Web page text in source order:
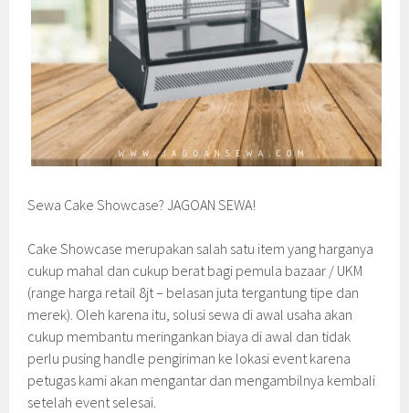
Sewa Cake Showcase? JAGOAN SEWA!
Cake Showcase merupakan salah satu item yang harganya
cukup mahal dan cukup berat bagi pemula bazaar / UKM
(range harga retail 8jt – belasan juta tergantung tipe dan
merek). Oleh karena itu, solusi sewa di awal usaha akan
cukup membantu meringankan biaya di awal dan tidak
perlu pusing handle pengiriman ke lokasi event karena
petugas kami akan mengantar dan mengambilnya kembali
setelah event selesai.